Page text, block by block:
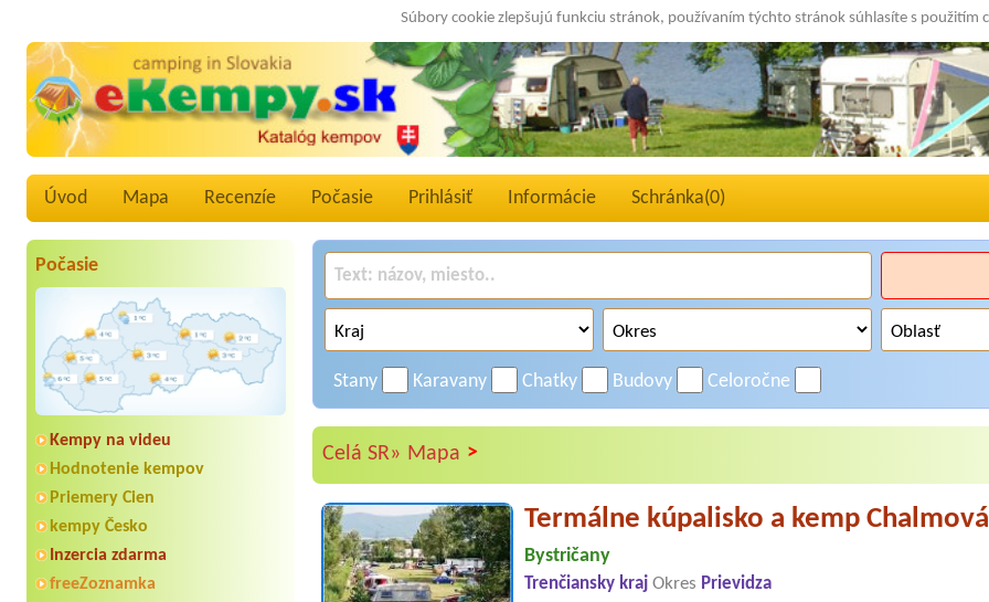
Súbory cookie zlepšujú funkciu stránok, používaním týchto stránok súhlasíte s použitím
Úvod Mapa Recenzíe Počasie Prihlásiť Informácie Schránka(0)
Počasie
Kempy na videu
Hodnotenie kempov
Priemery Cien
kempy Česko
Inzercia zdarma
freeZoznamka
Stany Karavany Chatky Budovy Celoročne
Celá SR» Mapa >
Termálne kúpalisko a kemp Chalmová
Bystričany
Trenčiansky krajOkres Prievidza